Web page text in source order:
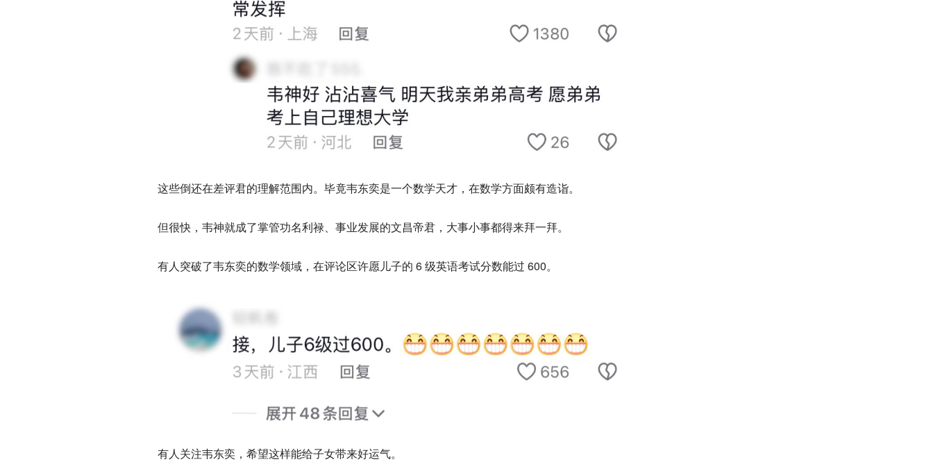
这些倒还在差评君的理解范围内。毕竟韦东奕是一个数学天才，在数学方面颇有造诣。
但很快，韦神就成了掌管功名利禄、事业发展的文昌帝君，大事小事都得来拜一拜。
有人突破了韦东奕的数学领域，在评论区许愿儿子的 6 级英语考试分数能过 600。
有人关注韦东奕，希望这样能给子女带来好运气。